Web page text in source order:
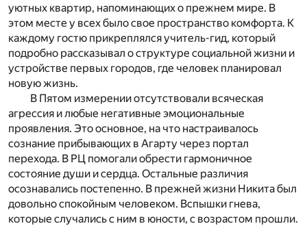
уютных квартир, напоминающих о прежнем мире. В
этом месте у всех было свое пространство комфорта. К
каждому гостю прикреплялся учитель-гид, который
подробно рассказывал о структуре социальной жизни и
устройстве первых городов, где человек планировал
новую жизнь.
В Пятом измерении отсутствовали всяческая
агрессия и любые негативные эмоциональные
проявления. Это основное, на что настраивалось
сознание прибывающих в Агарту через портал
перехода. В РЦ помогали обрести гармоничное
состояние души и сердца. Остальные различия
осознавались постепенно. В прежней жизни Никита был
довольно спокойным человеком. Вспышки гнева,
которые случались с ним в юности, с возрастом прошли.